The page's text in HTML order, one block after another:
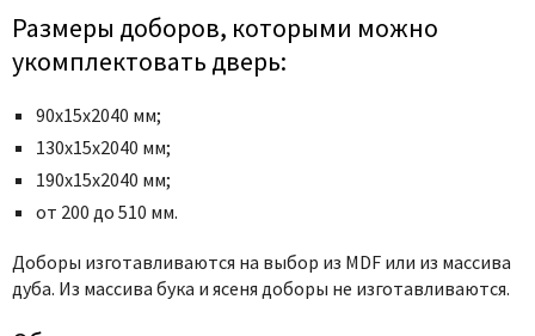
Torex
Tupai
Valcomp
Zadoor
Размеры доборов, которыми можно
укомплектовать дверь:
90х15х2040 мм;
130х15х2040 мм;
190х15х2040 мм;
от 200 до 510 мм.
Доборы изготавливаются на выбор из MDF или из массива
дуба. Из массива бука и ясеня доборы не изготавливаются.